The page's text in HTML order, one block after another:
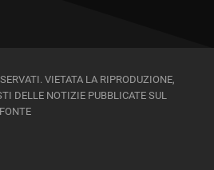
VIETATA LA RIPRODUZIONE,
DELLE NOTIZIE PUBBLICATE SUL